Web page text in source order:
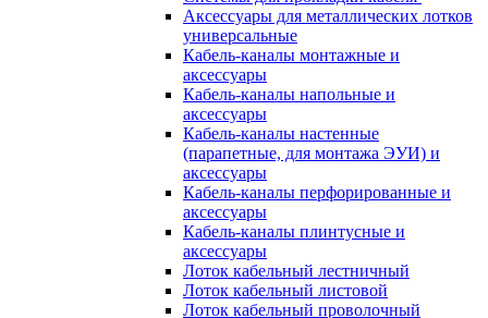
Аксессуары для металлических лотков
универсальные
Кабель-каналы монтажные и
аксессуары
Кабель-каналы напольные и
аксессуары
Кабель-каналы настенные
(парапетные, для монтажа ЭУИ) и
аксессуары
Кабель-каналы перфорированные и
аксессуары
Кабель-каналы плинтусные и
аксессуары
Лоток кабельный лестничный
Лоток кабельный листовой
Лоток кабельный проволочный